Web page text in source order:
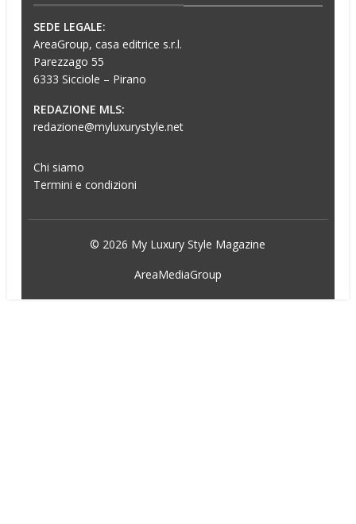
SEDE LEGALE:
AreaGroup, casa editrice s.r.l.
Parezzago 55
6333 Sicciole – Pirano
REDAZIONE MLS:
redazione@myluxurystyle.net
Chi siamo
Termini e condizioni
© 2026 My Luxury Style Magazine
AreaMediaGroup